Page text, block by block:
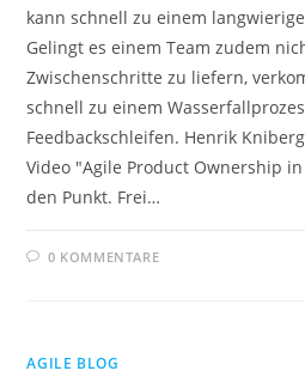
kann schnell zu einem
Gelingt es einem Team zudem
Zwischenschritte zu liefern,
schnell zu einem
Feedbackschleifen. Henrik
Video "Agile Product Ownership
den Punkt. Frei…
0 KOMMENTARE
AGILE BLOG